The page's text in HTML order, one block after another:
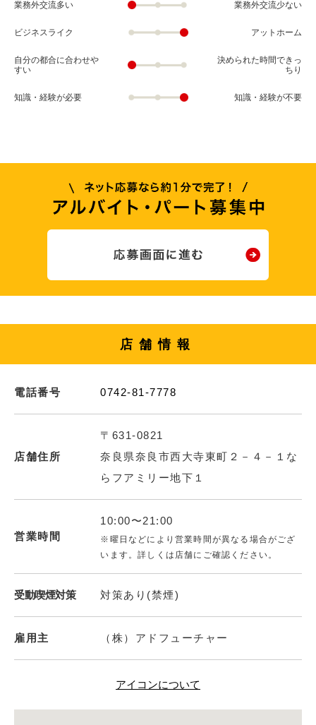
業務外交流多い 業務外交流少ない
ビジネスライク アットホーム
自分の都合に合わせや
すい
決められた時間できっ
ちり
知識・経験が必要 知識・経験が不要
店舗情報
電話番号 0742-81-7778
店舗住所
〒631-0821
奈良県奈良市西大寺東町２－４－１な
らフアミリー地下１
営業時間
10:00〜21:00
※曜日などにより営業時間が異なる場合がござ
います。詳しくは店舗にご確認ください。
受動喫煙対策 対策あり(禁煙)
雇用主 （株）アドフューチャー
アイコンについて